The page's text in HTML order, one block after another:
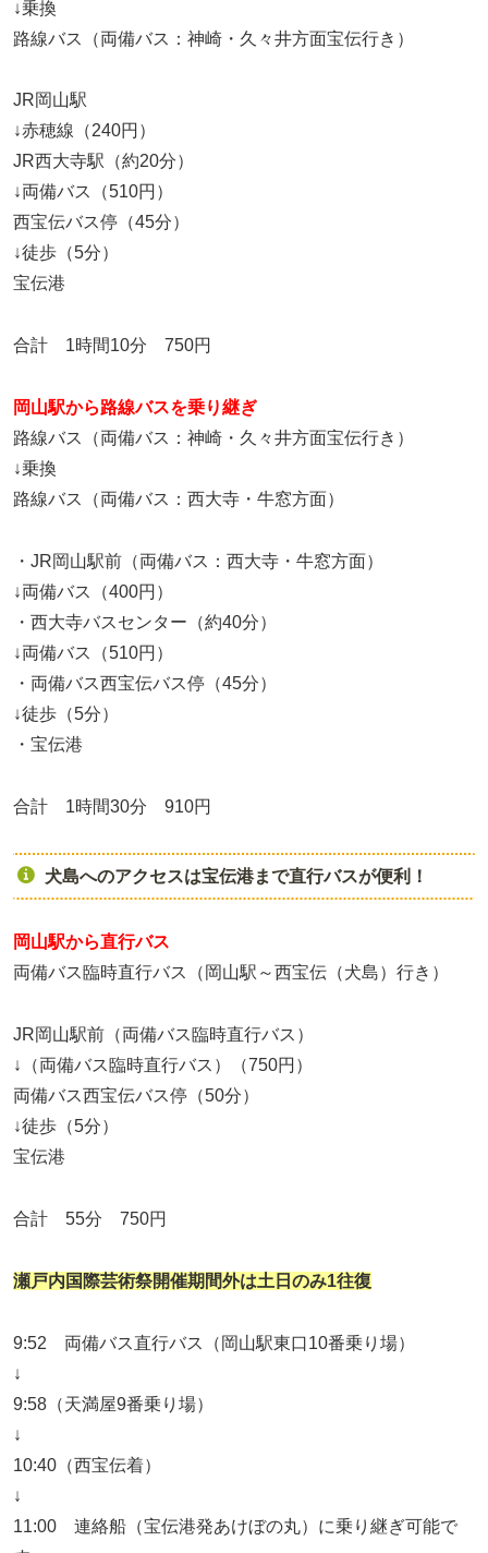
↓乗換
路線バス（両備バス：神崎・久々井方面宝伝行き）
JR岡山駅
↓赤穂線（240円）
JR西大寺駅（約20分）
↓両備バス（510円）
西宝伝バス停（45分）
↓徒歩（5分）
宝伝港
合計 1時間10分 750円
岡山駅から路線バスを乗り継ぎ
路線バス（両備バス：神崎・久々井方面宝伝行き）
↓乗換
路線バス（両備バス：西大寺・牛窓方面）
・JR岡山駅前（両備バス：西大寺・牛窓方面）
↓両備バス（400円）
・西大寺バスセンター（約40分）
↓両備バス（510円）
・両備バス西宝伝バス停（45分）
↓徒歩（5分）
・宝伝港
合計 1時間30分 910円
犬島へのアクセスは宝伝港まで直行バスが便利！
岡山駅から直行バス
両備バス臨時直行バス（岡山駅～西宝伝（犬島）行き）
JR岡山駅前（両備バス臨時直行バス）
↓（両備バス臨時直行バス）（750円）
両備バス西宝伝バス停（50分）
↓徒歩（5分）
宝伝港
合計 55分 750円
瀬戸内国際芸術祭開催期間外は土日のみ1往復
9:52 両備バス直行バス（岡山駅東口10番乗り場）
↓
9:58（天満屋9番乗り場）
↓
10:40（西宝伝着）
↓
11:00 連絡船（宝伝港発あけぼの丸）に乗り継ぎ可能で